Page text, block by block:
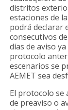
distritos
estaciones de
podrá declarar
consecutivos
días de aviso
protocolo
escenarios se
AEMET sea
El protocolo se
de preaviso o